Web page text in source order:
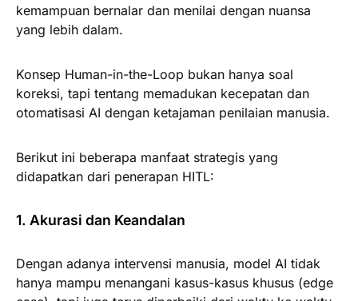
kemampuan bernalar dan menilai dengan nuansa
yang lebih dalam.
Konsep Human-in-the-Loop bukan hanya soal
koreksi, tapi tentang memadukan kecepatan dan
otomatisasi AI dengan ketajaman penilaian manusia.
Berikut ini beberapa manfaat strategis yang
didapatkan dari penerapan HITL:
1. Akurasi dan Keandalan
Dengan adanya intervensi manusia, model AI tidak
hanya mampu menangani kasus-kasus khusus (edge